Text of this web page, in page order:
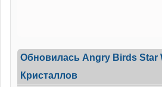
Обновилась Angry Birds Star
Кристаллов